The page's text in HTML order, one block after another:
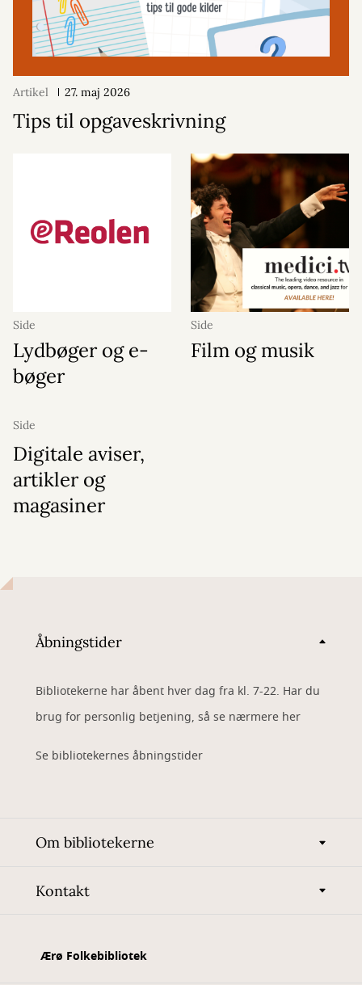
Artikel 27. maj 2026
Tips til opgaveskrivning
Side
Lydbøger og e-
bøger
Side
Film og musik
Side
Digitale aviser,
artikler og
magasiner
Åbningstider
Bibliotekerne har åbent hver dag fra kl. 7-22. Har du
brug for personlig betjening, så se nærmere her
Se bibliotekernes åbningstider
Om bibliotekerne
Kontakt
Ærø Folkebibliotek